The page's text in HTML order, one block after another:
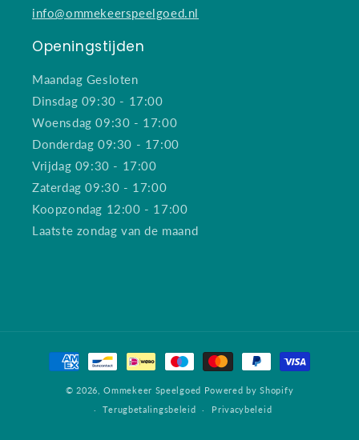
info@ommekeerspeelgoed.nl
Openingstijden
Maandag Gesloten
Dinsdag 09:30 - 17:00
Woensdag 09:30 - 17:00
Donderdag 09:30 - 17:00
Vrijdag 09:30 - 17:00
Zaterdag 09:30 - 17:00
Koopzondag 12:00 - 17:00
Laatste zondag van de maand
Betaalmethoden
© 2026,Ommekeer Speelgoed Powered by Shopify
Terugbetalingsbeleid
Privacybeleid